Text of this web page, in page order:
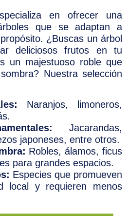
en ofrecer una
que se adaptan a
¿Buscas un árbol
deliciosos frutos en tu
un majestuoso roble que
Nuestra selección
Naranjos, limoneros,
Jacarandas,
japoneses, entre otros.
Robles, álamos, ficus
para grandes espacios.
Especies que promueven
local y requieren menos